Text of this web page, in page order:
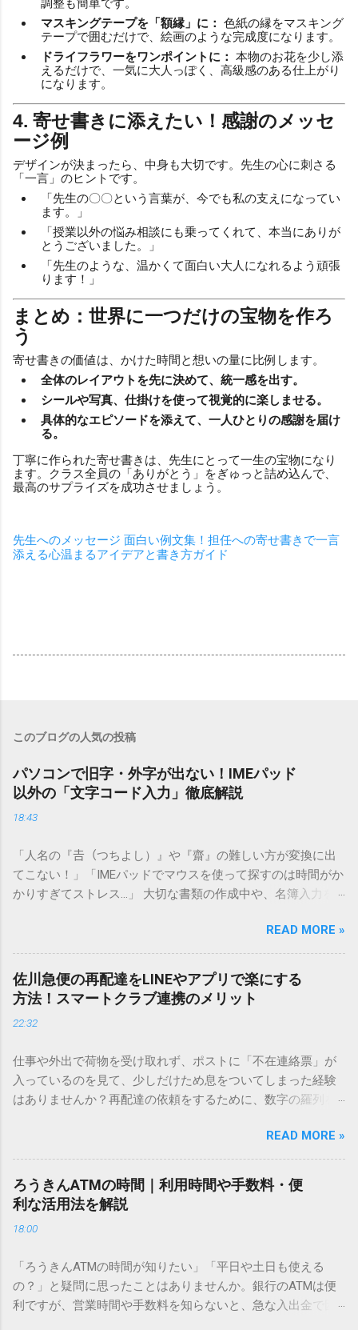
マスキングテープを「額縁」に： 色紙の縁をマスキング
テープで囲むだけで、絵画のような完成度になります。
ドライフラワーをワンポイントに： 本物のお花を少し添
えるだけで、一気に大人っぽく、高級感のある仕上がり
になります。
4. 寄せ書きに添えたい！感謝のメッセ
ージ例
デザインが決まったら、中身も大切です。先生の心に刺さる
「一言」のヒントです。
「先生の〇〇という言葉が、今でも私の支えになってい
ます。」
「授業以外の悩み相談にも乗ってくれて、本当にありが
とうございました。」
「先生のような、温かくて面白い大人になれるよう頑張
ります！」
まとめ：世界に一つだけの宝物を作ろ
う
寄せ書きの価値は、かけた時間と想いの量に比例します。
全体のレイアウトを先に決めて、統一感を出す。
シールや写真、仕掛けを使って視覚的に楽しませる。
具体的なエピソードを添えて、一人ひとりの感謝を届け
る。
丁寧に作られた寄せ書きは、先生にとって一生の宝物になり
ます。クラス全員の「ありがとう」をぎゅっと詰め込んで、
最高のサプライズを成功させましょう。
先生へのメッセージ 面白い例文集！担任への寄せ書きで一言
添える心温まるアイデアと書き方ガイド
このブログの人気の投稿
パソコンで旧字・外字が出ない！IMEパッド
以外の「文字コード入力」徹底解説
18:43
「人名の『𠮷（つちよし）』や『齋』の難しい方が変換に出
てこない！」「IMEパッドでマウスを使って探すのは時間がか
かりすぎてストレス…」 大切な書類の作成中や、名簿入力を
てしまいますよね。多くの人が「IMEパッド（手書き入力）」
を使いますが、実はマウスで一画ずつ書くのは非効率です
し、似た漢字が多すぎて結局見つからないことも少なくあり
ません。 そこで今回は、IMEパッドを使わずに、特定のコー
ドを打ち込むだけで一瞬で旧字や外字、特殊記号を呼び出す
「文字コード入力」のテクニックを詳しく解説します。 この
必要はありません。 1. なぜ「変換」しても旧字・外字が出て
こないのか？ そもそも、なぜ普通の変換で出てこない漢字が
あるのでしょうか。その理由は、パソコンが文字を認識する
は、JIS規格（日本産業規格）によって「第1水準」「第2水
準」といった形で整理されています。しかし、人名や地名に
使われる非常に古い漢字（旧字）や、特定の組織だけで作ら
れた「外字」は、この一般的な変換リストに含まれていない
ン上のすべての文字には、いわば「住所」のような番号が割
り振られています。変換候補に出ない文字でも、この住所
（コード）を直接指定すれば、確実に呼び出すことができる
のです。 2. Windows標準機能！文字コードで漢字を出す「16
READ MORE »
佐川急便の再配達をLINEやアプリで楽にする
方法！スマートクラブ連携のメリット
22:32
仕事や外出で荷物を受け取れず、ポストに「不在連絡票」が
入っているのを見て、少しだけため息をついてしまった経験
はありませんか？再配達の依頼をするために、数字の羅列を
ことに申し訳なさを感じたりすることもあるかもしれませ
ん。 「もっとスムーズに、自分のタイミングで受け取りた
い」 「わざわざ電話をかけずに、スマホ一つで完結させた
い」 そんな願いを叶えてくれるのが、佐川急便の会員制サー
ビス「スマートクラブ」と、LINEや公式アプリの連携です。
これらを活用するだけで、再配達のストレスは驚くほど軽く
受け取り術と、連携による具体的なメリットを徹底解説しま
す。 佐川急便の再配達が劇的に変わる「スマートクラブ」と
は？ まず押さえておきたいのが、佐川急便の個人向け無料会
READ MORE »
ろうきんATMの時間｜利用時間や手数料・便
利な活用法を解説
18:00
「ろうきんATMの時間が知りたい」「平日や土日も使える
の？」と疑問に思ったことはありませんか。銀行のATMは便
利ですが、営業時間や手数料を知らないと、急な入出金で困